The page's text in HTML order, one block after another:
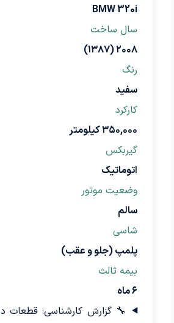
BMW 320i
سال ساخت
۲۰۰۸ (۱۳۸۷)
رنگ
سفید
کارکرد
۳۵۰,۰۰۰ کیلومتر
گیربکس
اتوماتیک
وضعیت موتور
سالم
شاسی
پلمپ (جلو و عقب)
بیمه ثالث
۶ ماه
🔧 گزارش کارشناسی: قطعات